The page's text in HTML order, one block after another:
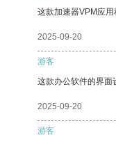
这款加速器VPM应用
2025-09-20
游客
这款办公软件的界面
2025-09-20
游客